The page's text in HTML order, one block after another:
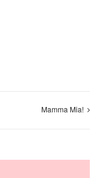
Mamma Mia!